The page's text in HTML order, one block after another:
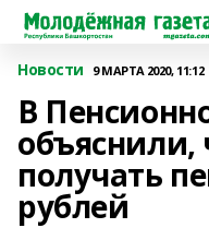
Новости 9 МАРТА 2020, 11:12
В
получать
рублей